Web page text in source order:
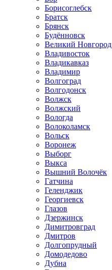
Борисоглебск
Братск
Брянск
Будённовск
Великий Новгород
Владивосток
Владикавказ
Владимир
Волгоград
Волгодонск
Волжск
Волжский
Вологда
Волоколамск
Вольск
Воронеж
Выборг
Выкса
Вышний Волочёк
Гатчина
Геленджик
Георгиевск
Глазов
Дзержинск
Димитровград
Дмитров
Долгопрудный
Домодедово
Дубна